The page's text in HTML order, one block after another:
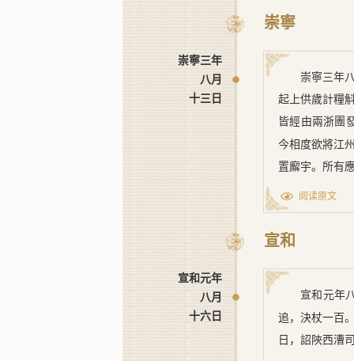
萬一千四百四
崇寧
崇寧三年
八月
十三日
崇寧三年
起上供歲計糧
皆經由兩浙團
今相度欲將江
置廨宇。所有
阅读原文
宣和
宣和元年
八月
十六日
宣和元年
追，決杖一百
日，詔陝西漕